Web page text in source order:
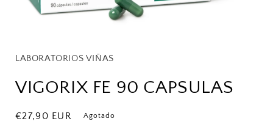
1
ventana
modal
LABORATORIOS VIÑAS
VIGORIX FE 90 CAPSULAS
Precio
€27,90 EUR Agotado